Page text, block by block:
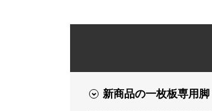
新商品の一枚板専用